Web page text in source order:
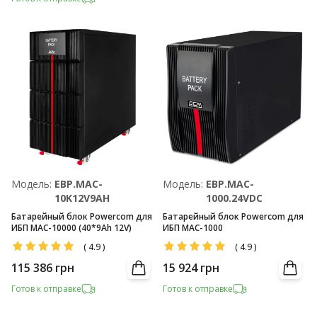
Модель: EBP.MAC-
10K12V9AH
Батарейный блок Powercom для
ИБП MAC-10000 (40*9Ah 12V)
( 4.9)
115 386 грн
Готов к отправке
Модель: EBP.MAC-
1000.24VDC
Батарейный блок Powercom для
ИБП MAC-1000
( 4.9)
15 924 грн
Готов к отправке